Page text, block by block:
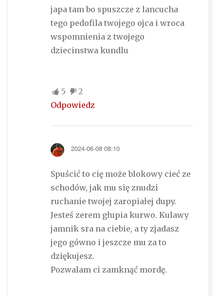
japa tam bo spuszcze z lancucha
tego pedofila twojego ojca i wroca
wspomnienia z twojego
dziecinstwa kundlu
5
2
Odpowiedz
2024-06-08 08:10
Spuścić to cię może blokowy cieć ze
schodów, jak mu się znudzi
ruchanie twojej zaropiałej dupy.
Jesteś zerem głupia kurwo. Kulawy
jamnik sra na ciebie, a ty zjadasz
jego gówno i jeszcze mu za to
dziękujesz.
Pozwalam ci zamknąć mordę.